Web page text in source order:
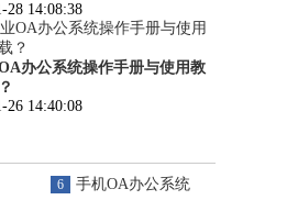
28 14:08:38
办公系统操作手册与使用教
26 14:40:08
6 手机OA办公系统